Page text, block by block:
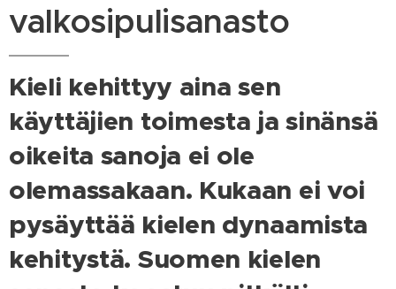
valkosipulisanasto
Kieli kehittyy aina sen
käyttäjien toimesta ja sinänsä
oikeita sanoja ei ole
olemassakaan. Kukaan ei voi
pysäyttää kielen dynaamista
kehitystä. Suomen kielen